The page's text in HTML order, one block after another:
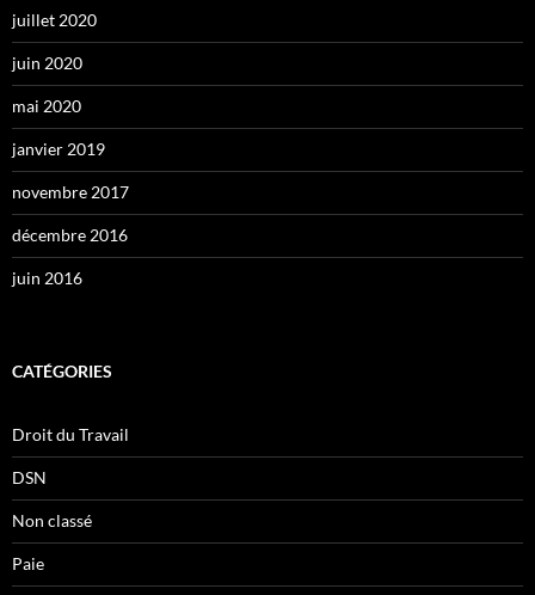
juillet 2020
juin 2020
mai 2020
janvier 2019
novembre 2017
décembre 2016
juin 2016
CATÉGORIES
Droit du Travail
DSN
Non classé
Paie